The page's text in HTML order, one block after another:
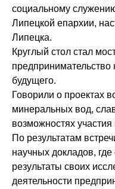
социальному
Липецкой епархии,
Липецка.
Круглый стол стал
будущего.
Говорили о проектах
минеральных вод,
возможностях участия
По результатам
научных докладов,
результаты своих
деятельности